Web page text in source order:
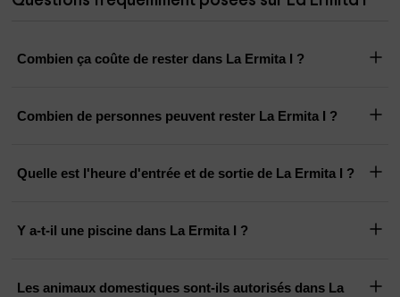
Combien ça coûte de rester dans La Ermita I ?
Combien de personnes peuvent rester La Ermita I ?
Quelle est l'heure d'entrée et de sortie de La Ermita I ?
Y a-t-il une piscine dans La Ermita I ?
Les animaux domestiques sont-ils autorisés dans La